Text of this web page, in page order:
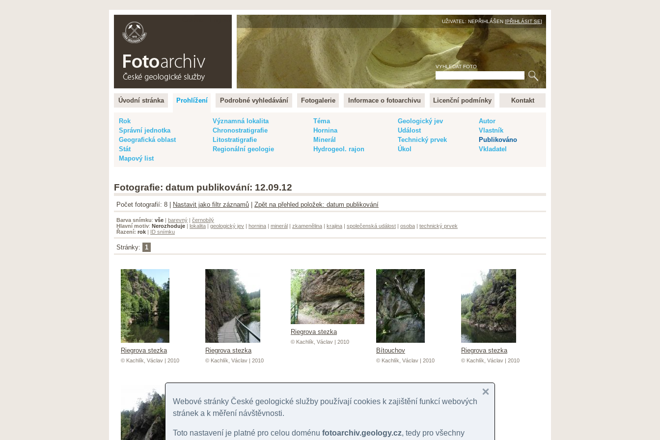
UŽIVATEL: NEPŘIHLÁŠEN [PŘIHLÁSIT SE]
VYHLEDAT FOTO
Úvodní stránka Prohlížení Podrobné vyhledávání Fotogalerie Informace o fotoarchivu Licenční podmínky Kontakt
Rok Významná lokalita Téma Geologický jev
Autor
Správní jednotka
Chronostratigrafie Hornina Událost
Vlastník
Geografická oblast
Litostratigrafie Minerál Technický prvek
Publikováno
Stát
Regionální geologie Hydrogeol. rajon Úkol
Vkladatel
Mapový list
Fotografie: datum publikování: 12.09.12
Počet fotografií: 8 | Nastavit jako filtr záznamů Zpět na přehled položek: datum publikování
Barva snímku: vše | barevný | černobílý
Hlavní motiv: Nerozhoduje | lokalita | geologický jev | hornina | minerál | zkamenělina | krajina | společenská událost | osoba | technický prvek
Řazení: rok | ID snímku
Stránky: 1
Riegrova stezka
© Kachlík, Václav | 2010
Riegrova stezka
© Kachlík, Václav | 2010
Riegrova stezka
© Kachlík, Václav | 2010
Bítouchov
© Kachlík, Václav | 2010
Riegrova stezka
© Kachlík, Václav | 2010
Webové stránky České geologické služby používají cookies k zajištění funkcí webových
stránek a k měření návštěvnosti.
Toto nastavení je platné pro celou doménu fotoarchiv.geology.cz, tedy pro všechny